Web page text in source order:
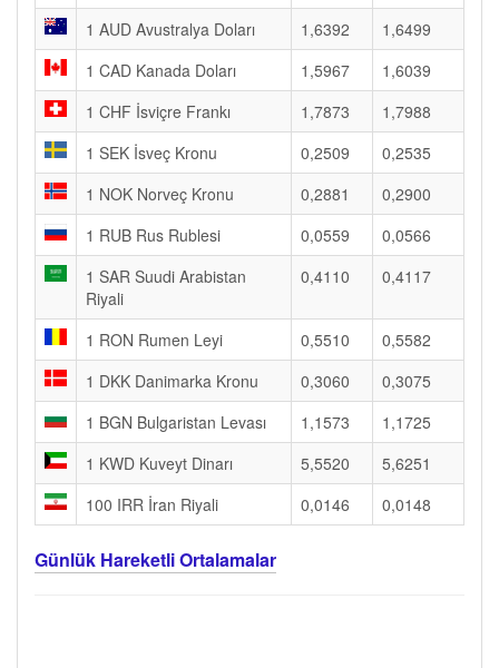
1 AUD Avustralya Doları
1,6392
1,6499
1 CAD Kanada Doları
1,5967
1,6039
1 CHF İsviçre Frankı
1,7873
1,7988
1 SEK İsveç Kronu
0,2509
0,2535
1 NOK Norveç Kronu
0,2881
0,2900
1 RUB Rus Rublesi
0,0559
0,0566
1 SAR Suudi Arabistan
Riyali
0,4110 0,4117
1 RON Rumen Leyi 0,5510
0,5582
1 DKK Danimarka Kronu
0,3060
0,3075
1 BGN Bulgaristan Levası
1,1573
1,1725
1 KWD Kuveyt Dinarı
5,5520
5,6251
100 IRR İran Riyali
0,0146 0,0148
Günlük Hareketli Ortalamalar